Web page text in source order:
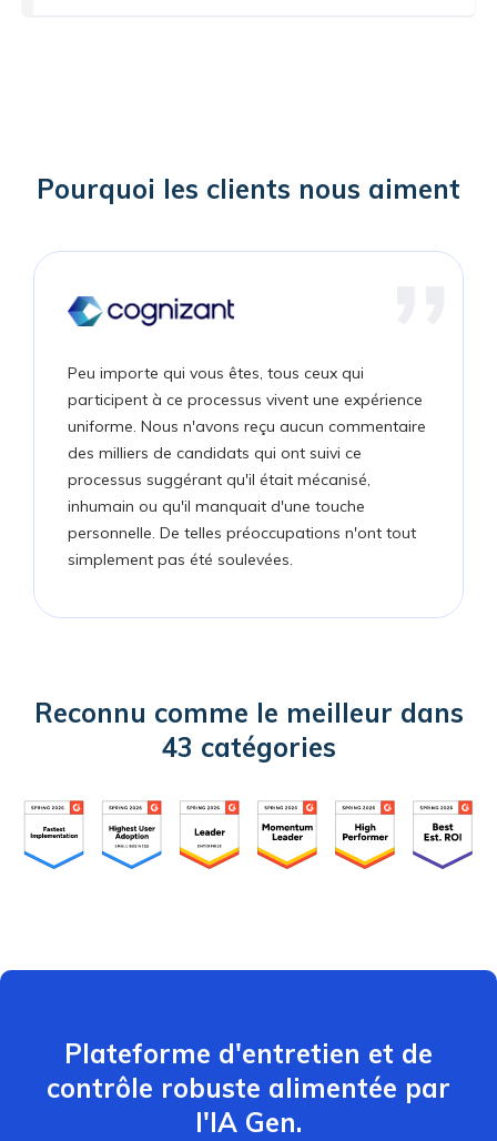
Pourquoi les clients nous aiment
Peu importe qui vous êtes, tous ceux qui
participent à ce processus vivent une expérience
uniforme. Nous n'avons reçu aucun commentaire
des milliers de candidats qui ont suivi ce
processus suggérant qu'il était mécanisé,
inhumain ou qu'il manquait d'une touche
personnelle. De telles préoccupations n'ont tout
simplement pas été soulevées.
Reconnu comme le meilleur dans
43 catégories
Plateforme d'entretien et de
contrôle robuste alimentée par
l'IA Gen.